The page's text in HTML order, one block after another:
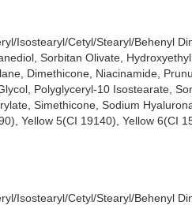
Isostearyl/Cetyl/Stearyl/Behenyl
Sorbitan Olivate,
Dimethicone, Niacinamide,
Polyglyceryl-10 Isostearate,
Simethicone, Sodium
Yellow 5(CI 19140), Yellow 6(CI
Isostearyl/Cetyl/Stearyl/Behenyl